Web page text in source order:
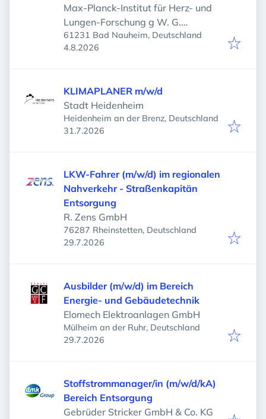
Max-Planck-Institut für Herz- und
Lungen-Forschung g W. G.
Kerckhoff-Institut
61231 Bad Nauheim, Deutschland
Veröffentlicht
4.8.2026
KLIMAPLANER m/w/d
Stadt Heidenheim
Heidenheim an der Brenz, Deutschland
Veröffentlicht
31.7.2026
LKW-Fahrer (m/w/d) im regionalen
Nahverkehr - Straßenkapitän
Entsorgung
R. Zens GmbH
76287 Rheinstetten, Deutschland
Veröffentlicht
29.7.2026
Ausbilder (m/w/d) im Bereich
Energie- und Gebäudetechnik
Elomech Elektroanlagen GmbH
Mülheim an der Ruhr, Deutschland
Veröffentlicht
29.7.2026
Stoffstrommanager/in (m/w/d/kA)
Bereich Entsorgung
Gebrüder Stricker GmbH & Co. KG